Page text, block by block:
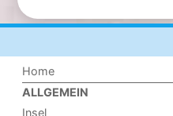
Home
ALLGEMEIN
Insel